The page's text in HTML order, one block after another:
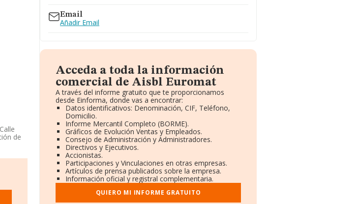
de
Email
Añadir Email
Acceda a toda la información
comercial de Aisbl Euromat
A través del informe gratuito que te proporcionamos
desde Einforma, donde vas a encontrar:
Datos identificativos: Denominación, CIF, Teléfono,
Domicilio.
Informe Mercantil Completo (BORME).
Gráficos de Evolución Ventas y Empleados.
Consejo de Administración y Administradores.
Directivos y Ejecutivos.
Accionistas.
Participaciones y Vinculaciones en otras empresas.
Artículos de prensa publicados sobre la empresa.
Información oficial y registral complementaria.
QUIERO MI INFORME GRATUITO